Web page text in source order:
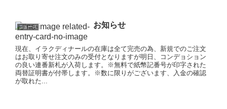
ニュース お知らせ
現在、イラクディナールの在庫は全て完売の為、新規でのご注文
はお取り寄せ注文のみの受付となりますが明日、コンデョション
の良い連番新札が入荷します。※無料で紙幣記番号が印字された
両替証明書が付帯します。※数に限りがございます、入金の確認
が取れた...